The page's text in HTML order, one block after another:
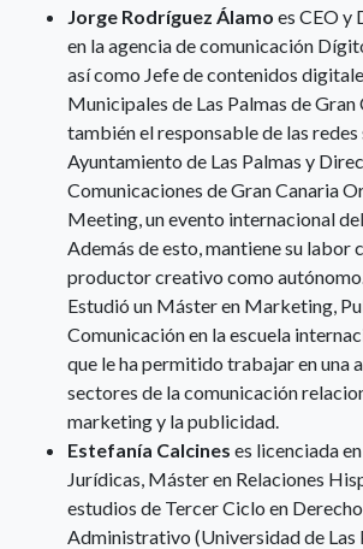
Jorge Rodríguez Álamo es CEO y
en la agencia de comunicación
así como Jefe de contenidos
Municipales de Las Palmas de Gran
también el responsable de las
Ayuntamiento de Las Palmas y
Comunicaciones de Gran Canaria
Meeting, un evento internacional
Además de esto, mantiene su labor
productor creativo como autónomo.
Estudió un Máster en Marketing,
Comunicación en la escuela
que le ha permitido trabajar en una
sectores de la comunicación
marketing y la publicidad.
Estefanía Calcines es licenciada
Jurídicas, Máster en Relaciones
estudios de Tercer Ciclo en
Administrativo (Universidad de Las